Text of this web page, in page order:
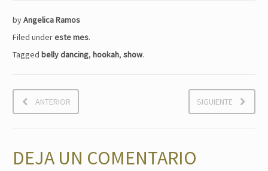
byAngelica Ramos
Filed undereste mes.
Tagged belly dancing, hookah, show.
ANTERIOR SIGUIENTE
DEJA UN COMENTARIO